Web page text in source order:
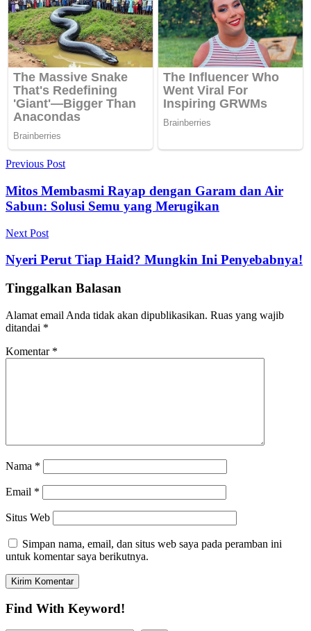
Navigasi
pos
Previous Post
Mitos Membasmi Rayap dengan Garam dan Air
Sabun: Solusi Semu yang Merugikan
Next Post
Nyeri Perut Tiap Haid? Mungkin Ini Penyebabnya!
Tinggalkan Balasan
Alamat email Anda tidak akan dipublikasikan. Ruas yang wajib
ditandai *
Komentar *
Nama *
Email *
Situs Web
Simpan nama, email, dan situs web saya pada peramban ini
untuk komentar saya berikutnya.
Find With Keyword!